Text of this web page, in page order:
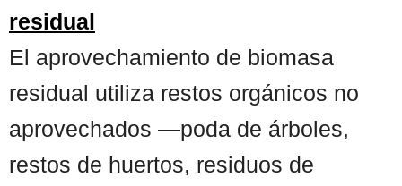
residual
El aprovechamiento de biomasa
residual utiliza restos orgánicos no
aprovechados —poda de árboles,
restos de huertos, residuos de